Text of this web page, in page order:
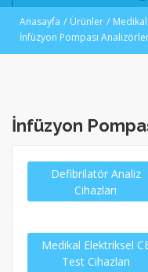
Anasayfa Ürünler
İnfüzyon Pompası
İnfüzyon
Defibrilatör Analiz
Cihazları
Medikal Elektriksel
Test Cihazları